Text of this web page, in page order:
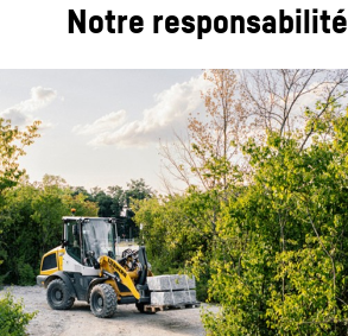
Notre responsabilité